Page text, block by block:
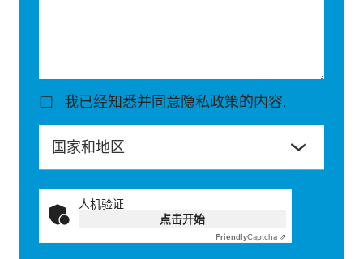
我已经知悉并同意隐私政策的内容.
国家和地区
人机验证
点击开始
FriendlyCaptcha ⇗